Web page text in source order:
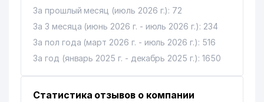
ТАШКЕНТСКИЙ
МЕТРОПОЛИТЕН УП
10
ГОСУДАРСТВЕННАЯ
КОНСЕРВАТОРИЯ
581 м
11
За прошлый месяц (июль 2026 г.): 72
За 3 месяца (июнь 2026 г. - июль 2026 г.): 234
За пол года (март 2026 г. - июль 2026 г.): 516
За год (январь 2025 г. - декабрь 2025 г.): 1650
Статистика отзывов о компании